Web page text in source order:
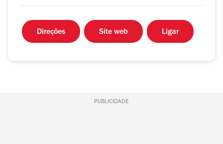
Direções Site web Ligar
PUBLICIDADE